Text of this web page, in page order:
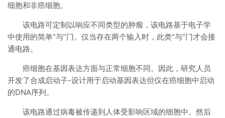
细胞和非癌细胞。
该电路可定制以响应不同类型的肿瘤，该电路基于电子学
中使用的简单“与”门。仅当存在两个输入时，此类“与”门才会接
通电路。
癌细胞在基因表达方面与正常细胞不同。因此，研究人员
开发了合成启动子-设计用于启动基因表达但仅在癌细胞中启动
的DNA序列。
该电路通过病毒被传递到人体受影响区域的细胞中。然后